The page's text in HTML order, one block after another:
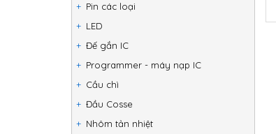
Pin các loại
LED
Đế gắn IC
Programmer - máy nạp IC
Cầu chì
Đầu Cosse
Nhôm tản nhiệt